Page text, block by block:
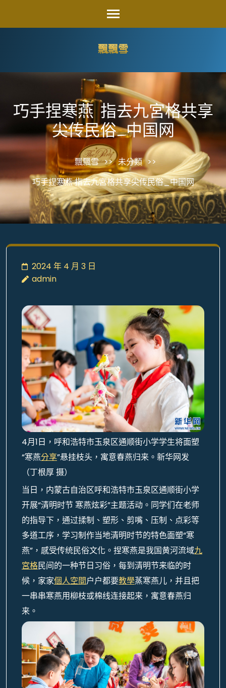
飄飄雪
巧手捏寒燕 指去九宮格共享
尖传民俗_中国网
飄飄雪 >> 未分類 >>
巧手捏寒燕 指去九宮格共享尖传民俗_中国网
2024 年 4 月 3 日
admin
4月1日，呼和浩特市玉泉区通顺街小学学生将面塑
“寒燕分享”悬挂枝头，寓意春燕归来。新华网发
（丁根厚 摄）
当日，内蒙古自治区呼和浩特市玉泉区通顺街小学
开展“清明时节 寒燕炫彩”主题活动。同学们在老师
的指导下，通过揉制、塑形、剪嘴、压制、点彩等
多道工序，学习制作当地清明时节的特色面塑“寒
燕”，感受传统民俗文化。捏寒燕是我国黄河流域九
宮格民间的一种节日习俗，每到清明节来临的时
候，家家個人空間户户都要教學蒸寒燕儿，并且把
一串串寒燕用柳枝或棉线连接起来，寓意春燕归
来。